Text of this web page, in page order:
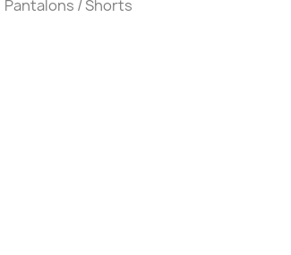
Pantalons / Shorts